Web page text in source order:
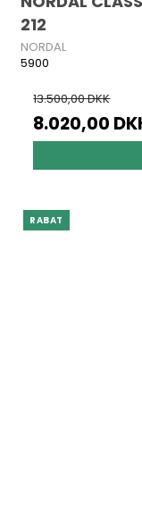
212
NORDAL
5900
13.500,00 DKK
8.020,00
RABAT